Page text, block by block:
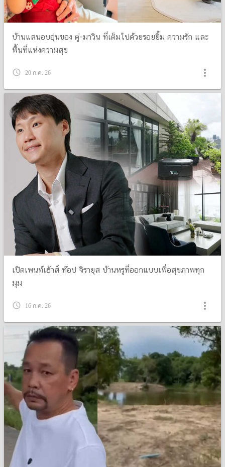
บ้านแสนอบอุ่นของ ตู่-มาวิน ที่เต็มไปด้วยรอยยิ้ม ความรัก และ
พื้นที่แห่งความสุข
query_builder 20 ก.ค. 26 more_vert
เปิดเพนท์เฮ้าส์ ท๊อป จิรายุส บ้านหรูที่ออกแบบเพื่อสุขภาพทุก
มุม
query_builder 16 ก.ค. 26 more_vert